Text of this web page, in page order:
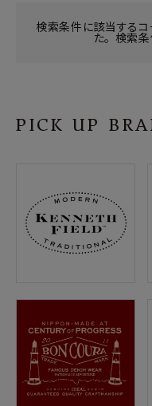
特定商取引法について
お問い合わせ
OFFICIAL WEB SITE
meeting_room ログイン
検索条件に該当するコ
た。 検索
PICK UP